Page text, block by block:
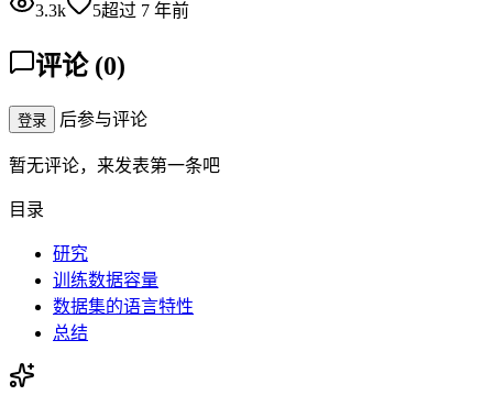
3.3k
5超过 7 年前
评论 (0)
登录 后参与评论
暂无评论，来发表第一条吧
目录
研究
训练数据容量
数据集的语言特性
总结